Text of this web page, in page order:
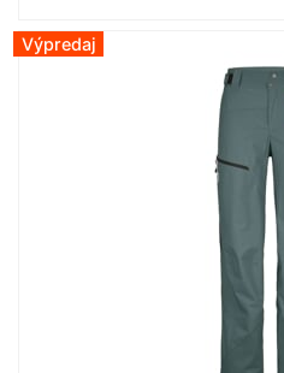
Výpredaj